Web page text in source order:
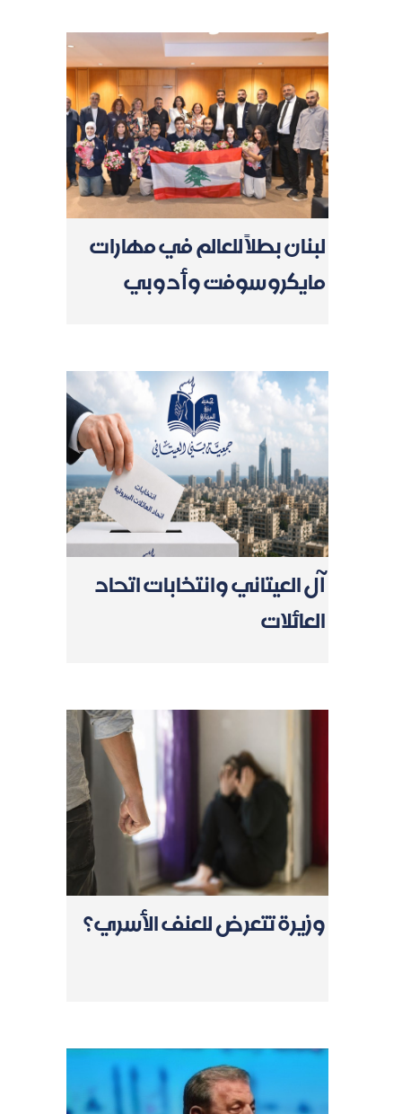
لبنان بطلاً للعالم في مهارات
مايكروسوفت وأدوبي
آل العيتاني وانتخابات اتحاد
العائلات
وزيرة تتعرض للعنف الأسري؟